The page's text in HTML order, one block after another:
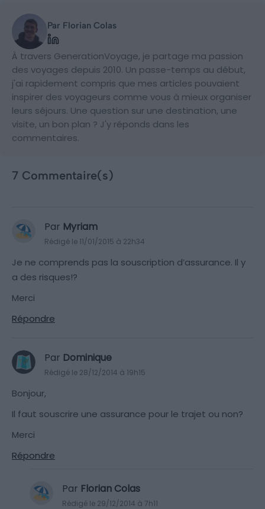
Par Florian Colas
À travers GenerationVoyage, je partage ma passion
des voyages depuis 2010. Un passe-temps au début,
j'ai rapidement compris que mes articles pouvaient
inspirer des voyageurs comme vous à mieux organiser
leurs séjours. Une question sur une destination, une
visite, un bon plan ? J'y réponds dans les
commentaires.
7 Commentaire(s)
Par Myriam
Rédigé le 11/01/2015 à 22h34
Je ne comprends pas la souscription d’assurance. Il y
a des risques!?
Merci
Répondre
Par Dominique
Rédigé le 28/12/2014 à 19h15
Bonjour,
Il faut souscrire une assurance pour le trajet ou non?
Merci
Répondre
Par Florian Colas
Rédigé le 29/12/2014 à 7h11